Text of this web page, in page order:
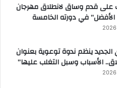
على قدم وساق لانطلاق مهرجان
الأفضل” في دورته الخامسة
الجديد ينظم ندوة توعوية بعنوان
الأسباب وسبل التغلب عليها”